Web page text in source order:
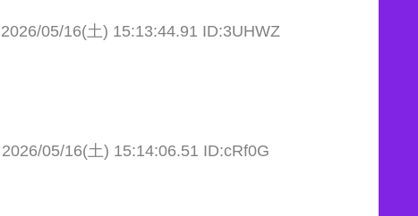
2026/05/16(土) 15:13:44.91 ID:3UHWZ
2026/05/16(土) 15:14:06.51 ID:cRf0G